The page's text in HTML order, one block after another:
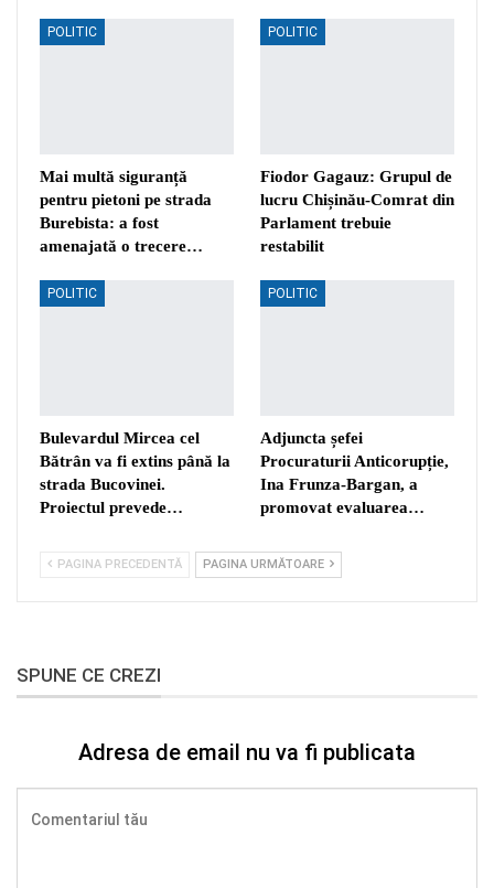
POLITIC
Mai multă siguranță
pentru pietoni pe strada
Burebista: a fost
amenajată o trecere…
POLITIC
Fiodor Gagauz: Grupul de
lucru Chișinău-Comrat din
Parlament trebuie
restabilit
POLITIC
Bulevardul Mircea cel
Bătrân va fi extins până la
strada Bucovinei.
Proiectul prevede…
POLITIC
Adjuncta șefei
Procuraturii Anticorupție,
Ina Frunza-Bargan, a
promovat evaluarea…
PAGINA PRECEDENTĂ PAGINA URMĂTOARE
SPUNE CE CREZI
Adresa de email nu va fi publicata